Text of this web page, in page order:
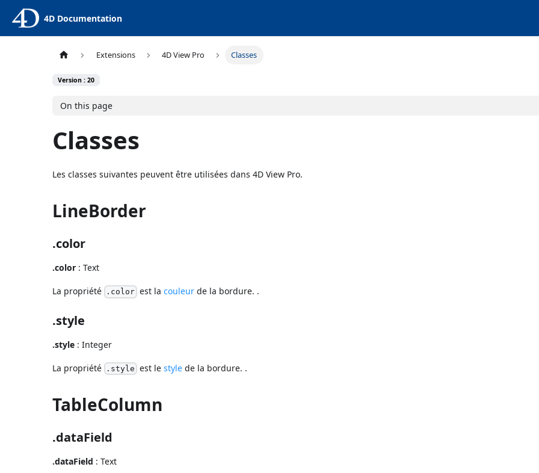
4D Documentation
Extensions 4D View Pro Classes
Version : 20
On this page
Classes
Les classes suivantes peuvent être utilisées dans 4D View Pro.
LineBorder
.color
.color : Text
La propriété .color est la couleurde la bordure. .
.style
.style : Integer
La propriété .style est le stylede la bordure. .
TableColumn
.dataField
.dataField : Text